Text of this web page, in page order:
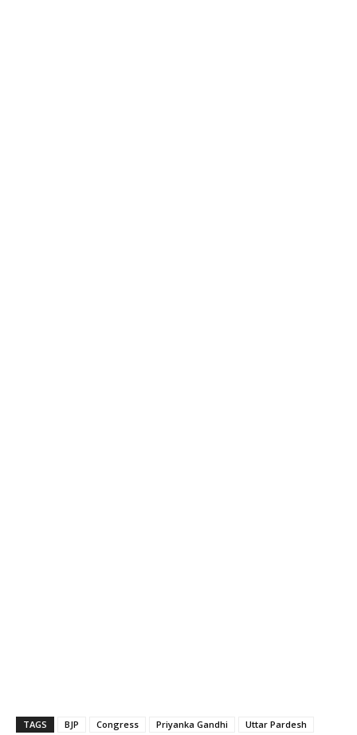
TAGS BJP Congress Priyanka Gandhi Uttar Pardesh